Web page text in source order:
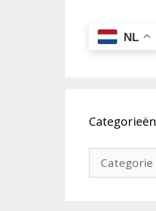
NL
Categorieën
Categorieën